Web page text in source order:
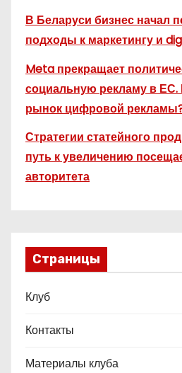
В Беларуси бизнес начал
подходы к маркетингу и
Meta прекращает
социальную рекламу в ЕС.
рынок цифровой
Стратегии статейного
путь к увеличению
авторитета
Страницы
Клуб
Контакты
Материалы клуба